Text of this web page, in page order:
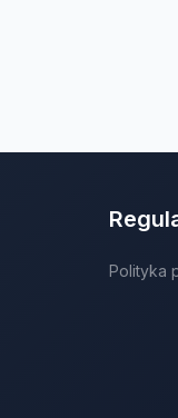
Polityka